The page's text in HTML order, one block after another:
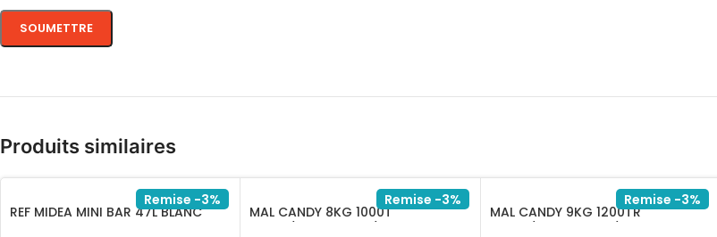
Produits similaires
Remise -3%
REF MIDEA MINI BAR 47L BLANC
Remise -3%
MAL CANDY 8KG 1000T
Remise -3%
MAL CANDY 9KG 1200TR